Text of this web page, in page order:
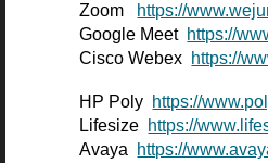
Zoom https://
Google Meet https://
Cisco Webex https://
HP Poly https://
Lifesize https://
Avaya https://